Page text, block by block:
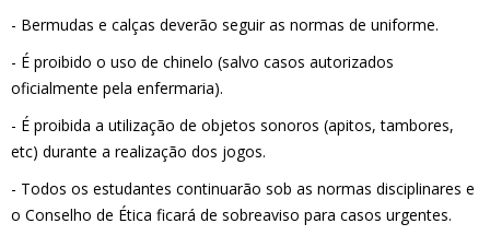
- Bermudas e calças deverão seguir as normas de uniforme.
- É proibido o uso de chinelo (salvo casos autorizados
oficialmente pela enfermaria).
- É proibida a utilização de objetos sonoros (apitos, tambores,
etc) durante a realização dos jogos.
- Todos os estudantes continuarão sob as normas disciplinares e
o Conselho de Ética ficará de sobreaviso para casos urgentes.